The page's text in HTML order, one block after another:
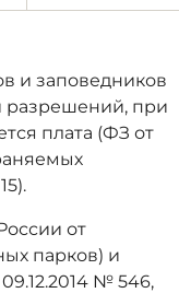
и заповедников
разрешений, при
плата (ФЗ от
от
парков) и
№ 546,